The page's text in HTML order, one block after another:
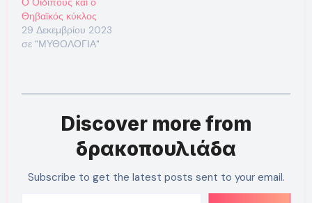
Θηβαϊκός κύκλος
29 Δεκεμβρίου 2023
σε "ΜΥΘΟΛΟΓΙΑ"
Discover more from
δρακοπουλιάδα
Subscribe to get the latest posts sent to your email.